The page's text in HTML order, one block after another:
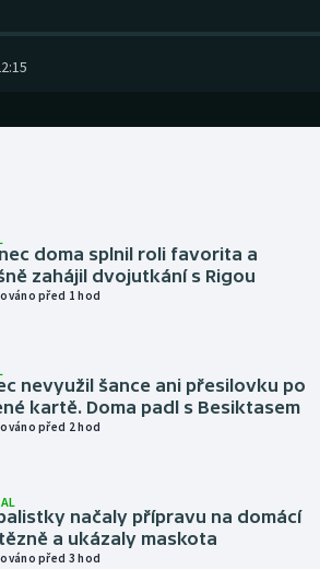
doma splnil roli favorita a
zahájil dvojutkání s Rigou
před 1 hod
nevyužil šance ani přesilovku po
kartě. Doma padl s Besiktasem
před 2 hod
načaly přípravu na domácí
a ukázaly maskota
před 3 hod